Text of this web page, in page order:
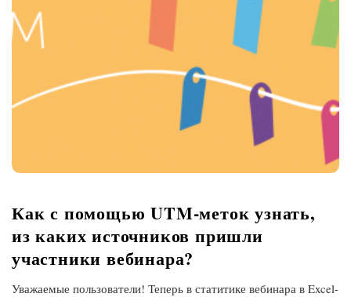
Как с помощью UTM-меток узнать,
из каких источников пришли
участники вебинара?
Уважаемые пользователи! Теперь в статитике вебинара в Excel-